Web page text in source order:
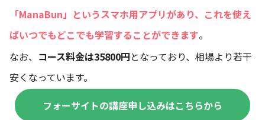
「ManaBun」というスマホ用アプリがあり、これを使え
ばいつでもどこでも学習することができます。
なお、 コース料金は35800円となっており、相場より若干
安くなっています。
フォーサイトの講座申し込みはこちらから